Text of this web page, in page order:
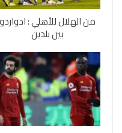
من الهلال للأهلي : ادواردو
بين بلدين